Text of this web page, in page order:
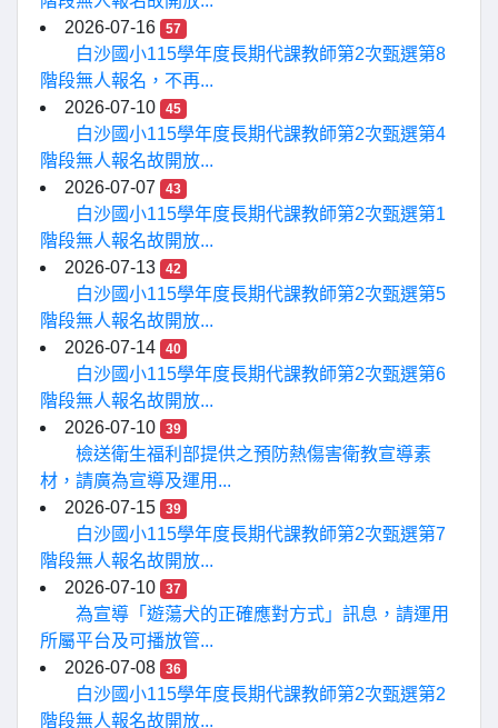
2026-07-16
57
白沙國小115學年度長期代課教師第2次甄選第8
階段無人報名，不再...
2026-07-10
45
白沙國小115學年度長期代課教師第2次甄選第4
階段無人報名故開放...
2026-07-07
43
白沙國小115學年度長期代課教師第2次甄選第1
階段無人報名故開放...
2026-07-13
42
白沙國小115學年度長期代課教師第2次甄選第5
階段無人報名故開放...
2026-07-14
40
白沙國小115學年度長期代課教師第2次甄選第6
階段無人報名故開放...
2026-07-10
39
檢送衛生福利部提供之預防熱傷害衛教宣導素
材，請廣為宣導及運用...
2026-07-15
39
白沙國小115學年度長期代課教師第2次甄選第7
階段無人報名故開放...
2026-07-10
37
為宣導「遊蕩犬的正確應對方式」訊息，請運用
所屬平台及可播放管...
2026-07-08
36
白沙國小115學年度長期代課教師第2次甄選第2
階段無人報名故開放...